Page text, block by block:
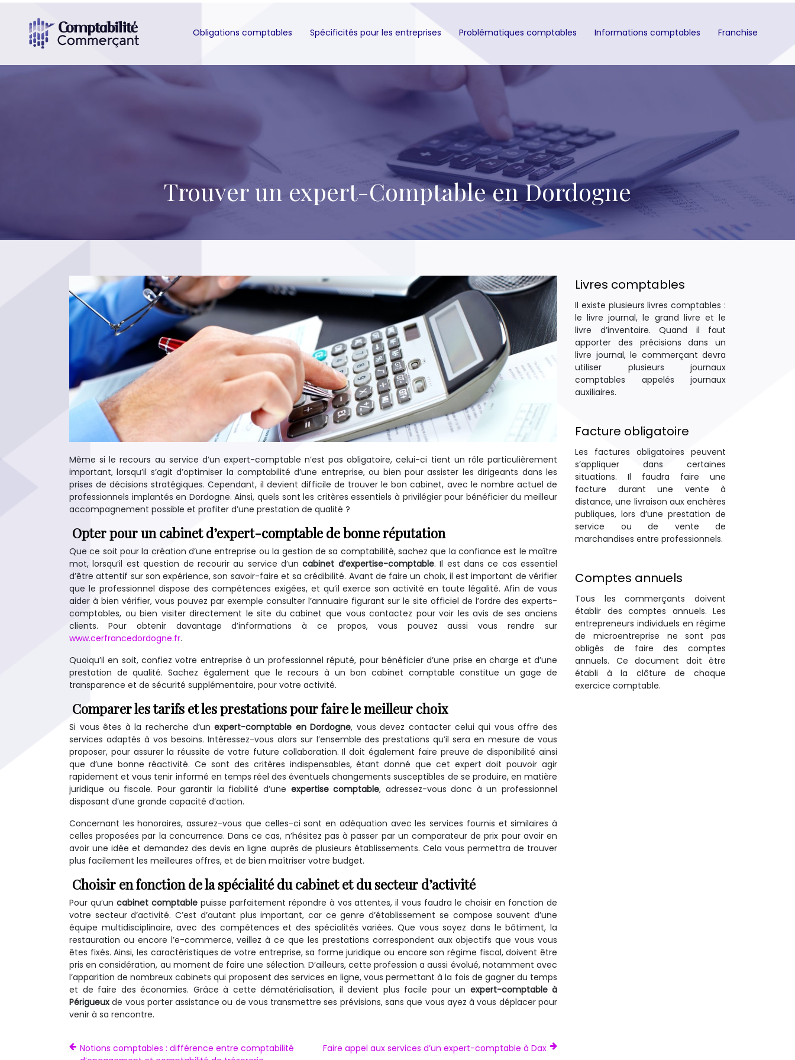
Obligations comptables Spécificités pour les entreprises Problématiques comptables Informations comptables Franchise
Trouver un expert-Comptable en Dordogne
Même si le recours au service d’un expert-comptable n’est pas obligatoire, celui-ci tient un rôle particulièrement
important, lorsqu’il s’agit d’optimiser la comptabilité d’une entreprise, ou bien pour assister les dirigeants dans les
prises de décisions stratégiques. Cependant, il devient difficile de trouver le bon cabinet, avec le nombre actuel de
professionnels implantés en Dordogne. Ainsi, quels sont les critères essentiels à privilégier pour bénéficier du meilleur
accompagnement possible et profiter d’une prestation de qualité ?
Opter pour un cabinet d’expert-comptable de bonne réputation
Que ce soit pour la création d’une entreprise ou la gestion de sa comptabilité, sachez que la confiance est le maître
mot, lorsqu’il est question de recourir au service d’uncabinet d’expertise-comptable. Il est dans ce cas essentiel
d’être attentif sur son expérience, son savoir-faire et sa crédibilité. Avant de faire un choix, il est important de vérifier
que le professionnel dispose des compétences exigées, et qu’il exerce son activité en toute légalité. Afin de vous
aider à bien vérifier, vous pouvez par exemple consulter l’annuaire figurant sur le site officiel de l’ordre des experts-
comptables, ou bien visiter directement le site du cabinet que vous contactez pour voir les avis de ses anciens
clients. Pour obtenir davantage d’informations à ce propos, vous pouvez aussi vous rendre sur
www.cerfrancedordogne.fr.
Quoiqu’il en soit, confiez votre entreprise à un professionnel réputé, pour bénéficier d’une prise en charge et d’une
prestation de qualité. Sachez également que le recours à un bon cabinet comptable constitue un gage de
transparence et de sécurité supplémentaire, pour votre activité.
Comparer les tarifs et les prestations pour faire le meilleur choix
Si vous êtes à la recherche d’un expert-comptable en Dordogne, vous devez contacter celui qui vous offre des
services adaptés à vos besoins. Intéressez-vous alors sur l’ensemble des prestations qu’il sera en mesure de vous
proposer, pour assurer la réussite de votre future collaboration. Il doit également faire preuve de disponibilité ainsi
que d’une bonne réactivité. Ce sont des critères indispensables, étant donné que cet expert doit pouvoir agir
rapidement et vous tenir informé en temps réel des éventuels changements susceptibles de se produire, en matière
juridique ou fiscale. Pour garantir la fiabilité d’une expertise comptable, adressez-vous donc à un professionnel
disposant d’une grande capacité d’action.
Concernant les honoraires, assurez-vous que celles-ci sont en adéquation avec les services fournis et similaires à
celles proposées par la concurrence. Dans ce cas, n’hésitez pas à passer par un comparateur de prix pour avoir en
avoir une idée et demandez des devis en ligne auprès de plusieurs établissements. Cela vous permettra de trouver
plus facilement les meilleures offres, et de bien maîtriser votre budget.
Choisir en fonction de la spécialité du cabinet et du secteur d’activité
Pour qu’un cabinet comptablepuisse parfaitement répondre à vos attentes, il vous faudra le choisir en fonction de
votre secteur d’activité. C’est d’autant plus important, car ce genre d’établissement se compose souvent d’une
équipe multidisciplinaire, avec des compétences et des spécialités variées. Que vous soyez dans le bâtiment, la
restauration ou encore l’e-commerce, veillez à ce que les prestations correspondent aux objectifs que vous vous
êtes fixés. Ainsi, les caractéristiques de votre entreprise, sa forme juridique ou encore son régime fiscal, doivent être
pris en considération, au moment de faire une sélection. D’ailleurs, cette profession a aussi évolué, notamment avec
l’apparition de nombreux cabinets qui proposent des services en ligne, vous permettant à la fois de gagner du temps
et de faire des économies. Grâce à cette dématérialisation, il devient plus facile pour un expert-comptable à
Périgueux de vous porter assistance ou de vous transmettre ses prévisions, sans que vous ayez à vous déplacer pour
venir à sa rencontre.
Notions comptables : différence entre comptabilité
Faire appel aux services d’un expert-comptable à Dax
Livres comptables
Il existe plusieurs livres comptables :
le livre journal, le grand livre et le
livre d’inventaire. Quand il faut
apporter des précisions dans un
livre journal, le commerçant devra
utiliser plusieurs journaux
comptables appelés journaux
auxiliaires.
Facture obligatoire
Les factures obligatoires peuvent
s’appliquer dans certaines
situations. Il faudra faire une
facture durant une vente à
distance, une livraison aux enchères
publiques, lors d’une prestation de
service ou de vente de
marchandises entre professionnels.
Comptes annuels
Tous les commerçants doivent
établir des comptes annuels. Les
entrepreneurs individuels en régime
de microentreprise ne sont pas
obligés de faire des comptes
annuels. Ce document doit être
établi à la clôture de chaque
exercice comptable.